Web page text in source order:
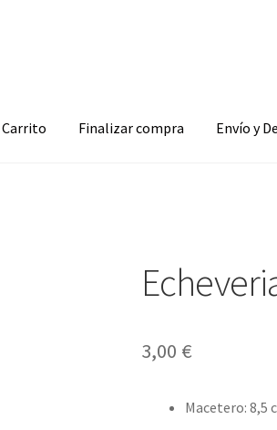
Carrito Finalizar compra Envío y
3,00 €
Macetero: 8,5